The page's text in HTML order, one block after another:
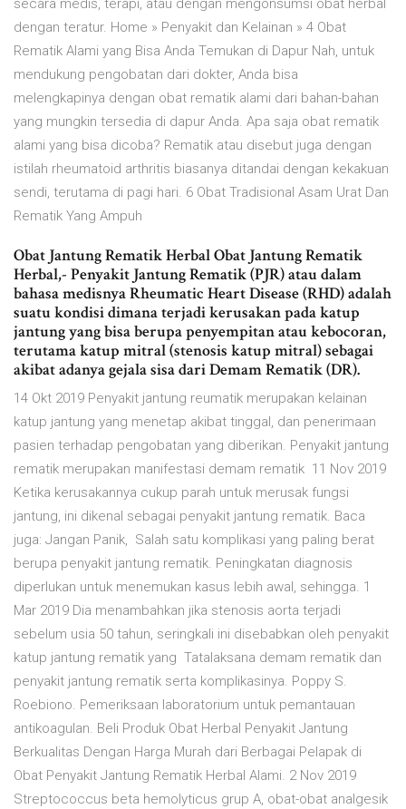
secara medis, terapi, atau dengan mengonsumsi obat herbal
dengan teratur. Home » Penyakit dan Kelainan » 4 Obat
Rematik Alami yang Bisa Anda Temukan di Dapur Nah, untuk
mendukung pengobatan dari dokter, Anda bisa
melengkapinya dengan obat rematik alami dari bahan-bahan
yang mungkin tersedia di dapur Anda. Apa saja obat rematik
alami yang bisa dicoba? Rematik atau disebut juga dengan
istilah rheumatoid arthritis biasanya ditandai dengan kekakuan
sendi, terutama di pagi hari. 6 Obat Tradisional Asam Urat Dan
Rematik Yang Ampuh
Obat Jantung Rematik Herbal Obat Jantung Rematik
Herbal,- Penyakit Jantung Rematik (PJR) atau dalam
bahasa medisnya Rheumatic Heart Disease (RHD) adalah
suatu kondisi dimana terjadi kerusakan pada katup
jantung yang bisa berupa penyempitan atau kebocoran,
terutama katup mitral (stenosis katup mitral) sebagai
akibat adanya gejala sisa dari Demam Rematik (DR).
14 Okt 2019 Penyakit jantung reumatik merupakan kelainan
katup jantung yang menetap akibat tinggal, dan penerimaan
pasien terhadap pengobatan yang diberikan. Penyakit jantung
rematik merupakan manifestasi demam rematik 11 Nov 2019
Ketika kerusakannya cukup parah untuk merusak fungsi
jantung, ini dikenal sebagai penyakit jantung rematik. Baca
juga: Jangan Panik, Salah satu komplikasi yang paling berat
berupa penyakit jantung rematik. Peningkatan diagnosis
diperlukan untuk menemukan kasus lebih awal, sehingga. 1
Mar 2019 Dia menambahkan jika stenosis aorta terjadi
sebelum usia 50 tahun, seringkali ini disebabkan oleh penyakit
katup jantung rematik yang Tatalaksana demam rematik dan
penyakit jantung rematik serta komplikasinya. Poppy S.
Roebiono. Pemeriksaan laboratorium untuk pemantauan
antikoagulan. Beli Produk Obat Herbal Penyakit Jantung
Berkualitas Dengan Harga Murah dari Berbagai Pelapak di
Obat Penyakit Jantung Rematik Herbal Alami. 2 Nov 2019
Streptococcus beta hemolyticus grup A, obat-obat analgesik